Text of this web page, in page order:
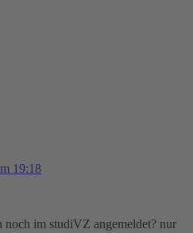
19:18
noch im studiVZ angemeldet? nur